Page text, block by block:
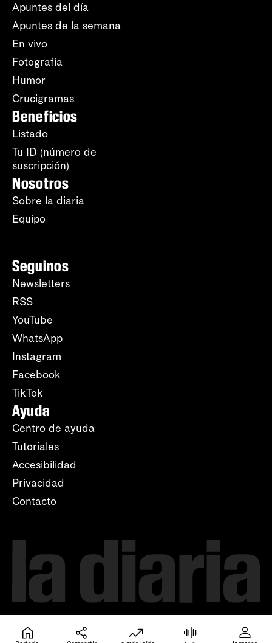
Apuntes del día
Apuntes de la semana
En vivo
Fotografía
Humor
Crucigramas
Beneficios
Listado
Tu ID (número de
suscripción)
Nosotros
Sobre la diaria
Equipo
Seguinos
Newsletters
RSS
YouTube
WhatsApp
Instagram
Facebook
TikTok
Ayuda
Centro de ayuda
Tutoriales
Accesibilidad
Privacidad
Contacto